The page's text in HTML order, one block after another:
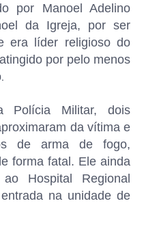
por Manoel Adelino
da Igreja, por ser
era líder religioso do
por pelo menos
.
Polícia Militar, dois
da vítima e
de arma de fogo,
forma fatal. Ele ainda
Hospital Regional
na unidade de